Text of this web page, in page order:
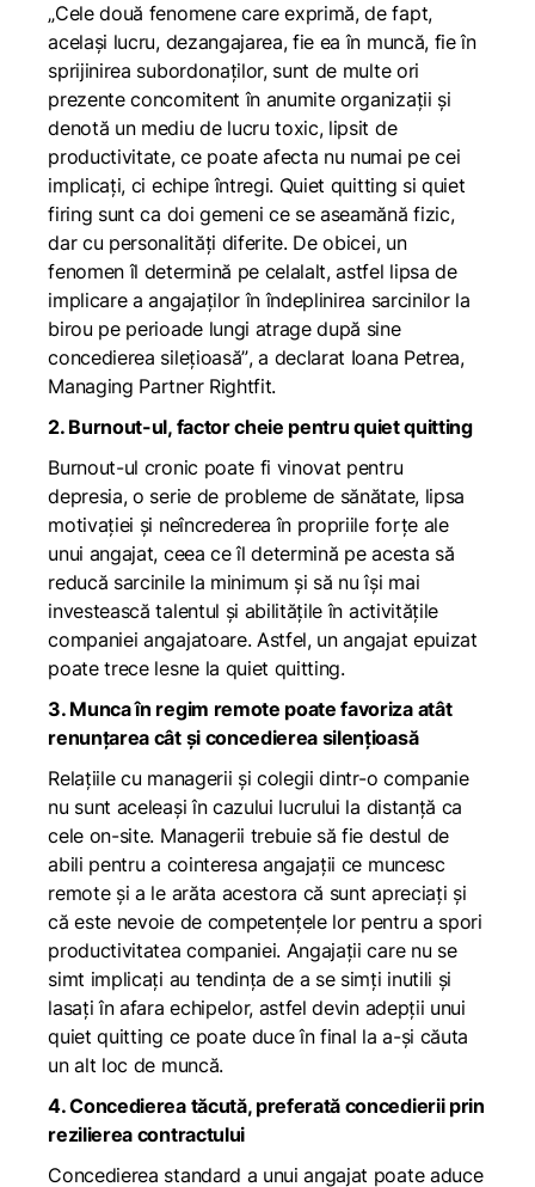
„Cele două fenomene care exprimă, de fapt,
același lucru, dezangajarea, fie ea în muncă, fie în
sprijinirea subordonaților, sunt de multe ori
prezente concomitent în anumite organizații și
denotă un mediu de lucru toxic, lipsit de
productivitate, ce poate afecta nu numai pe cei
implicați, ci echipe întregi. Quiet quitting si quiet
firing sunt ca doi gemeni ce se aseamănă fizic,
dar cu personalități diferite. De obicei, un
fenomen îl determină pe celalalt, astfel lipsa de
implicare a angajaților în îndeplinirea sarcinilor la
birou pe perioade lungi atrage după sine
concedierea silețioasă”, a declarat Ioana Petrea,
Managing Partner Rightfit.
2. Burnout-ul, factor cheie pentruquiet quitting
Burnout-ul cronic poate fi vinovat pentru
depresia, o serie de probleme de sănătate, lipsa
motivației și neîncrederea în propriile forțe ale
unui angajat, ceea ce îl determină pe acesta să
reducă sarcinile la minimum și să nu își mai
investească talentul și abilitățile în activitățile
companiei angajatoare. Astfel, un angajat epuizat
poate trece lesne la quiet quitting.
3. Munca în regim remote poate favoriza atât
renunțarea cât și concedierea silențioasă
Relațiile cu managerii și colegii dintr-o companie
nu sunt aceleași în cazului lucrului la distanță ca
cele on-site. Managerii trebuie să fie destul de
abili pentru a cointeresa angajații ce muncesc
remote și a le arăta acestora că sunt apreciați și
că este nevoie de competențele lor pentru a spori
productivitatea companiei. Angajații care nu se
simt implicați au tendința de a se simți inutili și
lasați în afara echipelor, astfel devin adepții unui
quiet quitting ce poate duce în final la a-și căuta
un alt loc de muncă.
4. Concedierea tăcută, preferată concedierii prin
rezilierea contractului
Concedierea standard a unui angajat poate aduce